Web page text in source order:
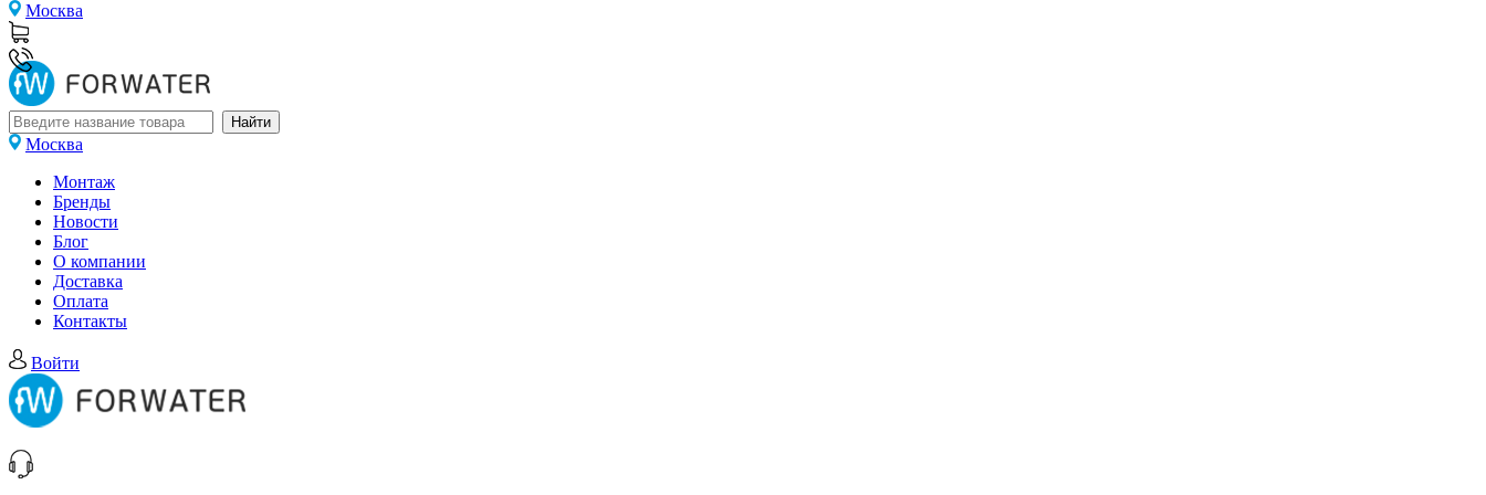
Москва
Москва
Монтаж
Бренды
Новости
Блог
О компании
Доставка
Оплата
Контакты
Войти